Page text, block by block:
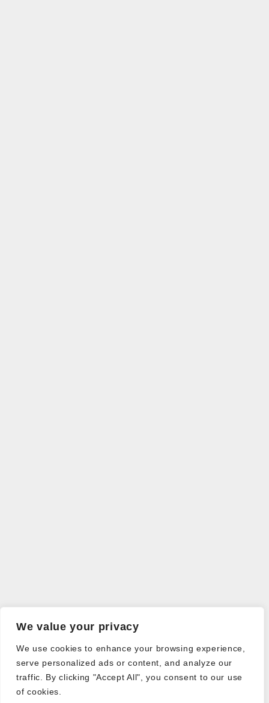
We value your privacy
We use cookies to enhance your browsing experience,
serve personalized ads or content, and analyze our
traffic. By clicking "Accept All", you consent to our use
of cookies.